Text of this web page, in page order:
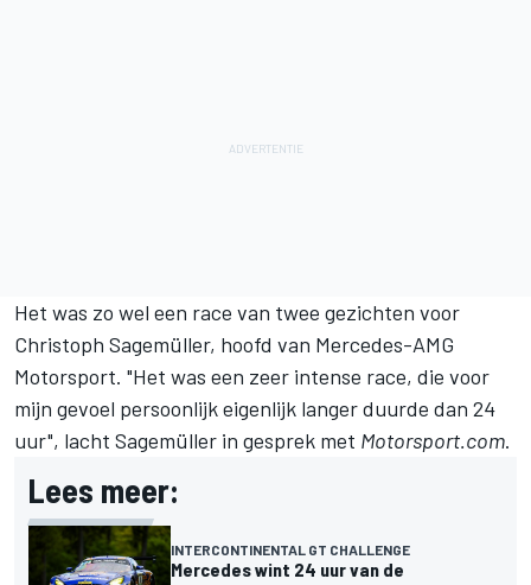
Het was zo wel een race van twee gezichten voor
Christoph Sagemüller, hoofd van Mercedes-AMG
Motorsport. "Het was een zeer intense race, die voor
mijn gevoel persoonlijk eigenlijk langer duurde dan 24
uur", lacht Sagemüller in gesprek met Motorsport.com.
Lees meer:
INTERCONTINENTAL GT CHALLENGE
Mercedes wint 24 uur van de